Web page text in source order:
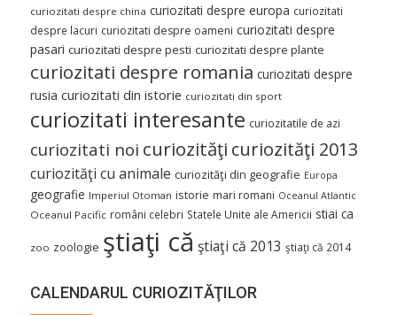
curiozitati despre china curiozitati despre europa curiozitati
despre lacuri curiozitati despre oameni curiozitati despre
pasari curiozitati despre pesti curiozitati despre plante
curiozitati despre romania curiozitati despre
rusia curiozitati din istorie curiozitati din sport
curiozitati interesante curiozitatile de azi
curiozitati noi curiozităţi curiozităţi 2013
curiozităţi cu animale curiozităţi din geografie Europa
geografie Imperiul Otoman istorie mari romani Oceanul Atlantic
Oceanul Pacific români celebri Statele Unite ale Americii stiai ca
zoo zoologie ştiaţi că ştiaţi că 2013 ştiaţi că 2014
CALENDARUL CURIOZITĂŢILOR